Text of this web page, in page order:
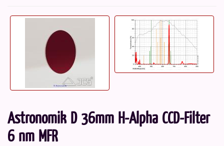
Astronomik D 36mm H-Alpha CCD-Filter
6 nm MFR